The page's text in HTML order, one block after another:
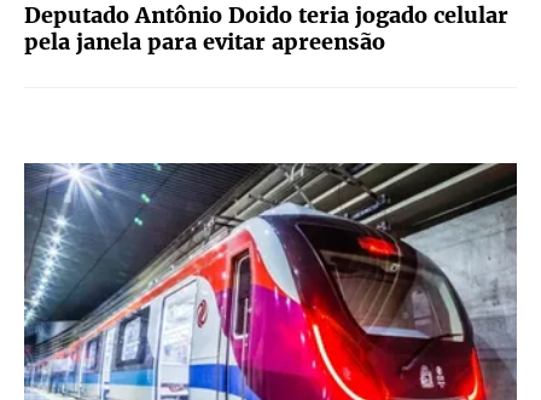
Deputado Antônio Doido teria jogado celular
pela janela para evitar apreensão